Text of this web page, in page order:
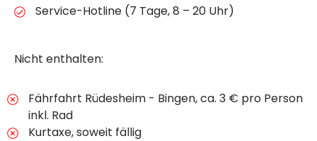
Service-Hotline (7 Tage, 8 – 20 Uhr)
Nicht enthalten:
Fährfahrt Rüdesheim - Bingen, ca. 3 € pro Person
inkl. Rad
Kurtaxe, soweit fällig